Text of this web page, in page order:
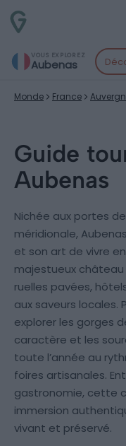
VOUS EXPLOREZ
Aubenas
Monde France
Guide
Aubenas
Nichée aux portes
méridionale,
et son art de vivre
majestueux château
ruelles pavées,
aux saveurs
explorer les gorges
caractère et les
toute l’année au
foires artisanales.
gastronomie, cette
immersion
vivant et préservé.